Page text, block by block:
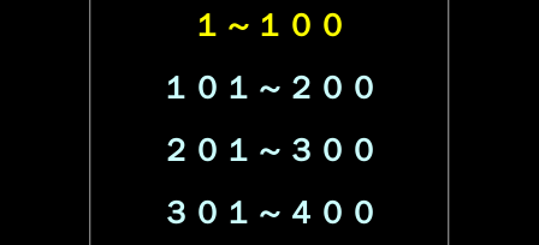
１～１００
１０１～２００
２０１～３００
３０１～４００